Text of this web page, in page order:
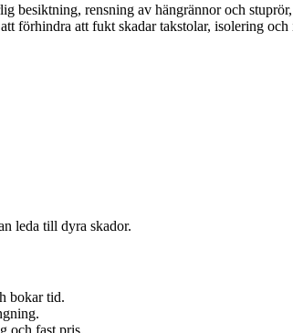
besiktning, rensning av hängrännor och
förhindra att fukt skadar takstolar, isolering
leda till dyra skador.
bokar tid.
och fast pris.